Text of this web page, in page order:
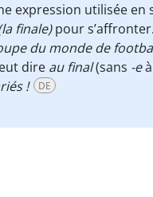
expression utilisée en
finale)pour
du monde de
dire au final(sans -eà
!
DE